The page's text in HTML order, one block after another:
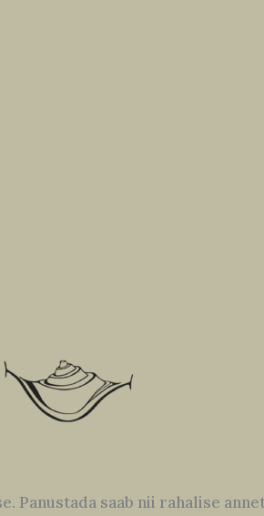
Panustada saab nii rahalise